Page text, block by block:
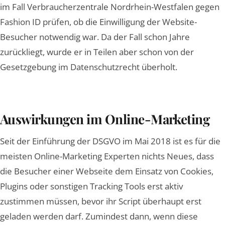
im Fall Verbraucherzentrale Nordrhein-Westfalen gegen
Fashion ID prüfen, ob die Einwilligung der Website-
Besucher notwendig war. Da der Fall schon Jahre
zurückliegt, wurde er in Teilen aber schon von der
Gesetzgebung im Datenschutzrecht überholt.
Auswirkungen im Online-Marketing
Seit der Einführung der DSGVO im Mai 2018 ist es für die
meisten Online-Marketing Experten nichts Neues, dass
die Besucher einer Webseite dem Einsatz von Cookies,
Plugins oder sonstigen Tracking Tools erst aktiv
zustimmen müssen, bevor ihr Script überhaupt erst
geladen werden darf. Zumindest dann, wenn diese